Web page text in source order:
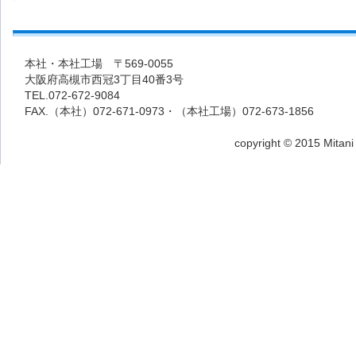
本社・本社工場 〒569-0055
大阪府高槻市西冠3丁目40番3号
TEL.072-672-9084
FAX.（本社）072-671-0973・（本社工場）072-673-1856
copyright © 2015